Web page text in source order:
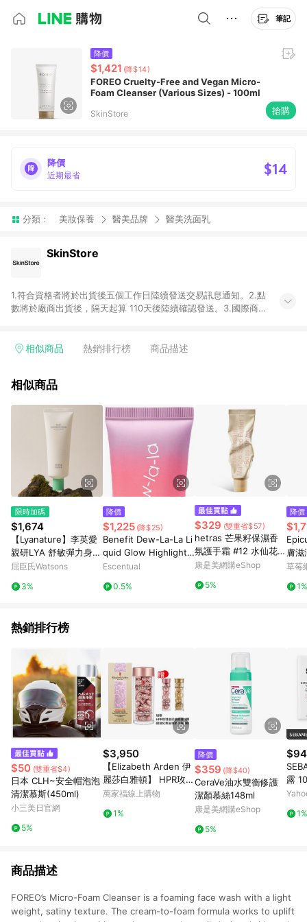
筆記
降價
$1,421 (降$14)
FOREO Cruelty-Free and Vegan Micro-
Foam Cleanser (Various Sizes) - 100ml
SkinStore 搶購
降價
近期最省 $14
分類： 美妝保養 醫美品牌 醫美洗面乳
SkinStore
1.符合資格者將於出貨後五個工作日陸續發送交易訊息通知。2.點
數將於廠商出貨後，隔天起算 110天後陸續確認發送。3.國際商家
點上限將以「訂單總金額」計算。6.若於商家App下單，不符合
相似商品 熱銷排行榜 商品描述
相似商品
限時加碼
$1,674
【Lyanature】李英愛
親研LYA 舒敏彈力身體
乳100g 公司貨
屈臣氏Watsons
3%
降價
$1,225 (降$25)
Benefit Dew-La-La Li
quid Glow Highlighte
r 25ml Nova - Mediu
Escentual
0.5%
$329 (雙重省$57)
hetras 芒果籽保濕香
氛護手霜 #12 水仙花 5
0ml
康是美網購eShop
5%
降價
膚
膚)
草莓
1%
熱銷排行榜
$50 (雙重省$4)
日本 CLH~安全帽泡泡
清潔慕斯(450ml)
小三美日官網
5%
$3,950
【Elizabeth Arden 伊
麗莎白雅頓】 HPR玫瑰
金抗痕膠囊 60顆 加贈1
萬家福線上購物
1%
降價
$359 (降$40)
CeraVe油水雙衡修護
潔顏慕絲148ml
康是美網購eShop
5%
露
1%
商品描述
FOREO’s Micro-Foam Cleanser is a foaming face wash with a light
weight, satiny texture. The cream-to-foam formula works to uplift